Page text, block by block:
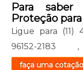
Para
Proteção
Ligue para (11)
96152-2183
faça uma cotação